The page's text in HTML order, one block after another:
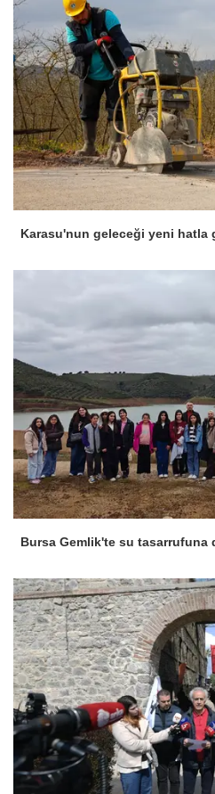
Karasu'nun geleceği yeni hatla
Bursa Gemlik'te su tasarrufuna